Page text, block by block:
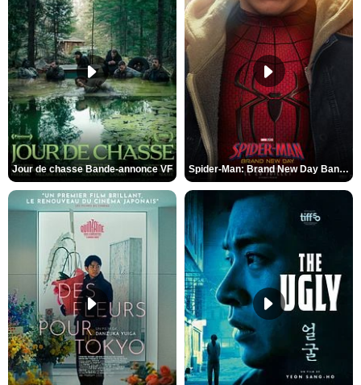
Jour de chasse Bande-annonce VF Spider-Man: Brand New Day Bande-annonce (3) VO STFR